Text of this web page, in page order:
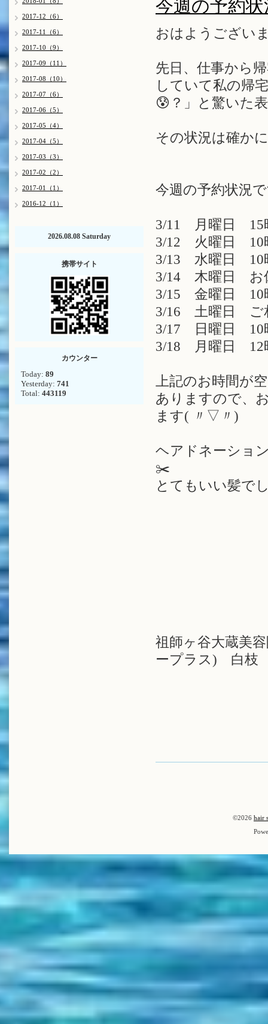
今週の予約
おはようござい
先日、仕事から
していて私の帰
😰？」と驚いた
その状況は確か
今週の予約状況
3/11 月曜日 15
3/12 火曜日 10
3/13 水曜日 10
3/14 木曜日 お
3/15 金曜日 10
3/16 土曜日 ご
3/17 日曜日 10
3/18 月曜日 12
上記のお時間が
ありますので、
ます( 〃▽〃)
ヘアドネーショ
✂️
とてもいい髪で
祖師ヶ谷大蔵美容
ープラス) 白枝
2017-12（6）
2017-11（6）
2017-10（9）
2017-09（11）
2017-08（10）
2017-07（6）
2017-06（5）
2017-05（4）
2017-04（5）
2017-03（3）
2017-02（2）
2017-01（1）
2016-12（1）
2026.08.08 Saturday
携帯サイト
カウンター
Today: 89
Yesterday: 741
Total: 443119
©2026 hair